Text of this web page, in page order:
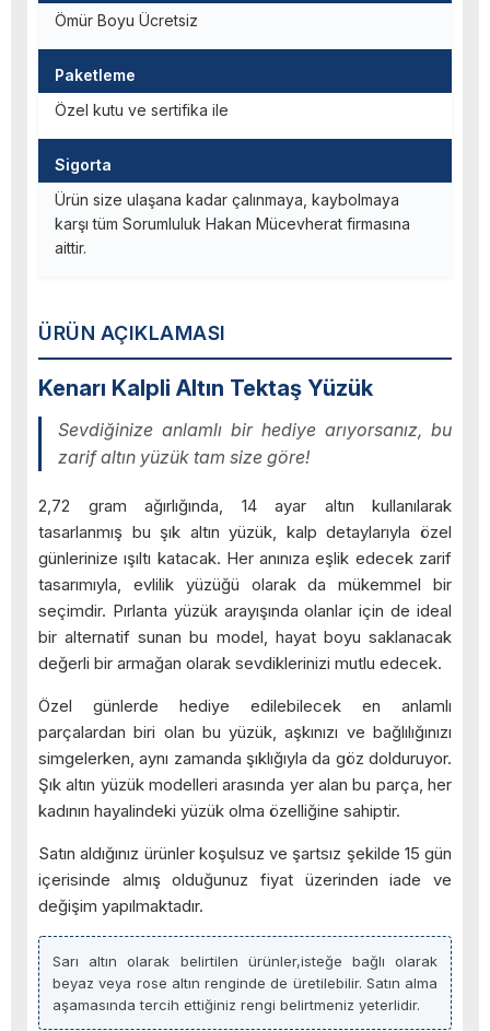
ÜRÜN AÇIKLAMASI
Kenarı Kalpli Altın Tektaş Yüzük
Sevdiğinize anlamlı bir hediye arıyorsanız, bu
zarif altın yüzük tam size göre!
2,72 gram ağırlığında, 14 ayar altın kullanılarak
tasarlanmış bu şık altın yüzük, kalp detaylarıyla özel
günlerinize ışıltı katacak. Her anınıza eşlik edecek zarif
tasarımıyla, evlilik yüzüğü olarak da mükemmel bir
seçimdir. Pırlanta yüzük arayışında olanlar için de ideal
bir alternatif sunan bu model, hayat boyu saklanacak
değerli bir armağan olarak sevdiklerinizi mutlu edecek.
Özel günlerde hediye edilebilecek en anlamlı
parçalardan biri olan bu yüzük, aşkınızı ve bağlılığınızı
simgelerken, aynı zamanda şıklığıyla da göz dolduruyor.
Şık altın yüzük modelleri arasında yer alan bu parça, her
kadının hayalindeki yüzük olma özelliğine sahiptir.
Satın aldığınız ürünler koşulsuz ve şartsız şekilde 15 gün
içerisinde almış olduğunuz fiyat üzerinden iade ve
değişim yapılmaktadır.
Sarı altın olarak belirtilen ürünler,isteğe bağlı olarak
beyaz veya rose altın renginde de üretilebilir. Satın alma
aşamasında tercih ettiğiniz rengi belirtmeniz yeterlidir.
Ömür Boyu Ücretsiz
Paketleme
Özel kutu ve sertifika ile
Sigorta
Ürün size ulaşana kadar çalınmaya, kaybolmaya
karşı tüm Sorumluluk Hakan Mücevherat firmasına
aittir.